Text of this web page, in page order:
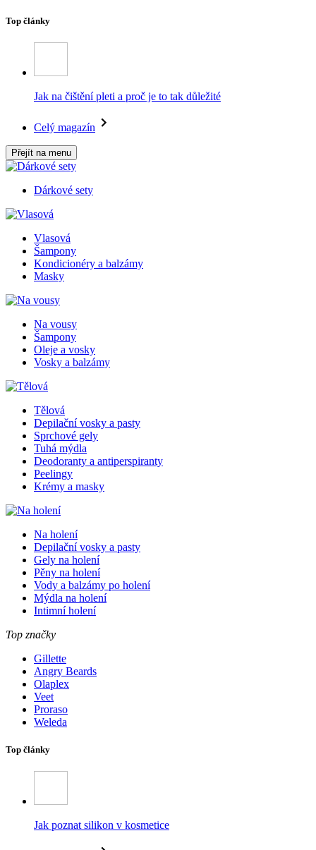
Top články
Jak na čištění pleti a proč je to tak důležité
Celý magazín
Přejít na menu
Dárkové sety
Vlasová
Šampony
Kondicionéry a balzámy
Masky
Na vousy
Šampony
Oleje a vosky
Vosky a balzámy
Tělová
Depilační vosky a pasty
Sprchové gely
Tuhá mýdla
Deodoranty a antiperspiranty
Peelingy
Krémy a masky
Na holení
Depilační vosky a pasty
Gely na holení
Pěny na holení
Vody a balzámy po holení
Mýdla na holení
Intimní holení
Top značky
Gillette
Angry Beards
Olaplex
Veet
Proraso
Weleda
Top články
Jak poznat silikon v kosmetice